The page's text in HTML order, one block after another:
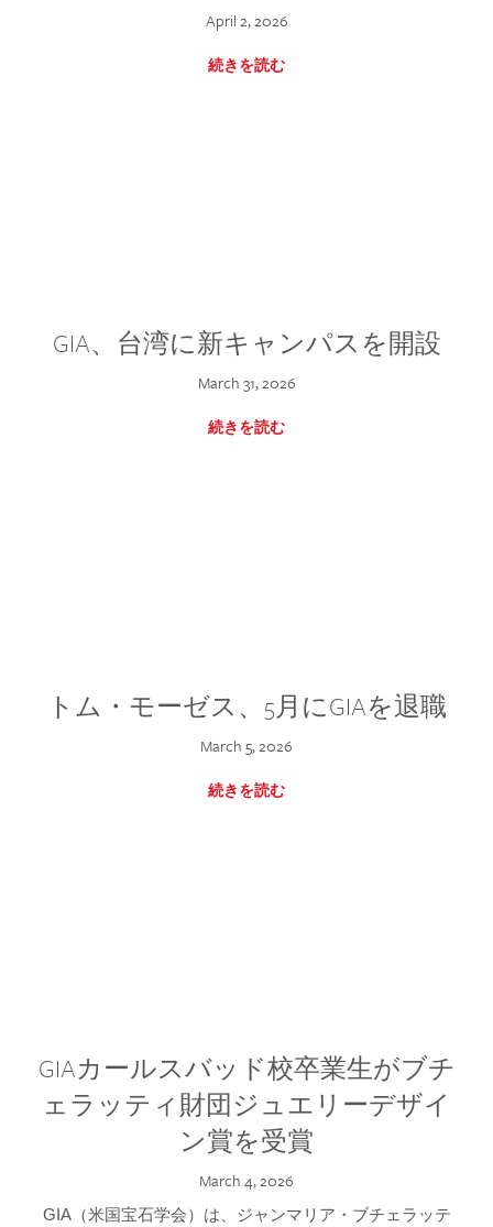
April 2, 2026
続きを読む
GIA、台湾に新キャンパスを開設
March 31, 2026
続きを読む
トム・モーゼス、5月にGIAを退職
March 5, 2026
続きを読む
GIAカールスバッド校卒業生がブチ
ェラッティ財団ジュエリーデザイ
ン賞を受賞
March 4, 2026
GIA（米国宝石学会）は、ジャンマリア・ブチェラッテ